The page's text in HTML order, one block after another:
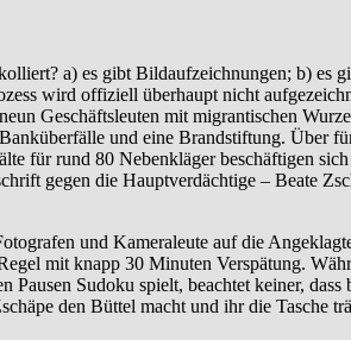
a) es gibt Bildaufzeichnungen; b) es
wird offiziell überhaupt nicht
Geschäftsleuten mit migrantischen
und eine Brandstiftung. Über
für rund 80 Nebenkläger beschäftigen
gegen die Hauptverdächtige – Beate
und Kameraleute auf die
mit knapp 30 Minuten Verspätung.
Sudoku spielt, beachtet keiner,
den Büttel macht und ihr die Tasche